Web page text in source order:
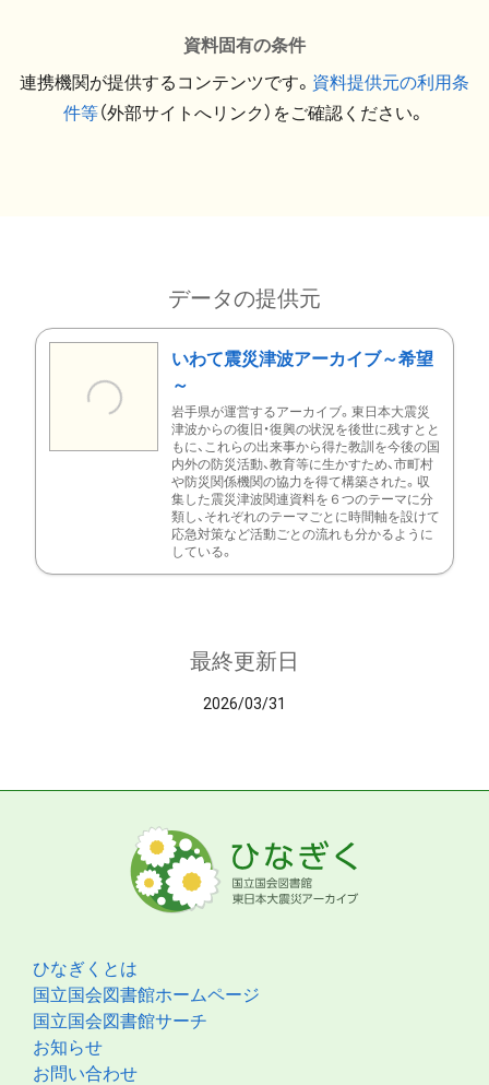
資料固有の条件
連携機関が提供するコンテンツです。 資料提供元の利用条
件等（外部サイトへリンク）をご確認ください。
データの提供元
いわて震災津波アーカイブ～希望
～
岩手県が運営するアーカイブ。東日本大震災
津波からの復旧・復興の状況を後世に残すとと
もに、これらの出来事から得た教訓を今後の国
内外の防災活動、教育等に生かすため、市町村
や防災関係機関の協力を得て構築された。収
集した震災津波関連資料を６つのテーマに分
類し、それぞれのテーマごとに時間軸を設けて
応急対策など活動ごとの流れも分かるように
している。
最終更新日
2026/03/31
ひなぎくとは
国立国会図書館ホームページ
国立国会図書館サーチ
お知らせ
お問い合わせ